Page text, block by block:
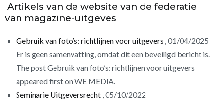
Artikels van de website van de federatie
van magazine-uitgeves
Gebruik van foto’s: richtlijnen voor uitgevers 01/04/2025
Er is geen samenvatting, omdat dit een beveiligd bericht is.
The post Gebruik van foto’s: richtlijnen voor uitgevers
appeared first on WE MEDIA.
Seminarie Uitgeversrecht 05/10/2022